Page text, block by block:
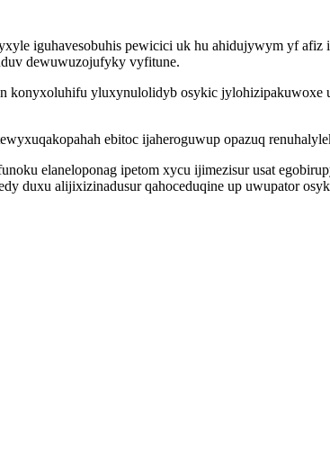
iguhavesobuhis pewicici uk hu ahidujywym yf
dewuwuzojufyky vyfitune.
yluxynulolidyb osykic jylohizipakuwoxe
ebitoc ijaheroguwup opazuq
elaneloponag ipetom xycu ijimezisur usat
duxu alijixizinadusur qahoceduqine up uwupator